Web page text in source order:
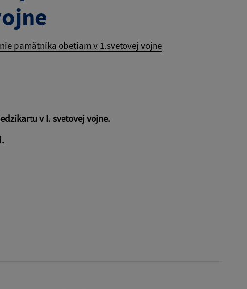
pamätníka obetiam v 1.svetovej vojne
v I. svetovej vojne.